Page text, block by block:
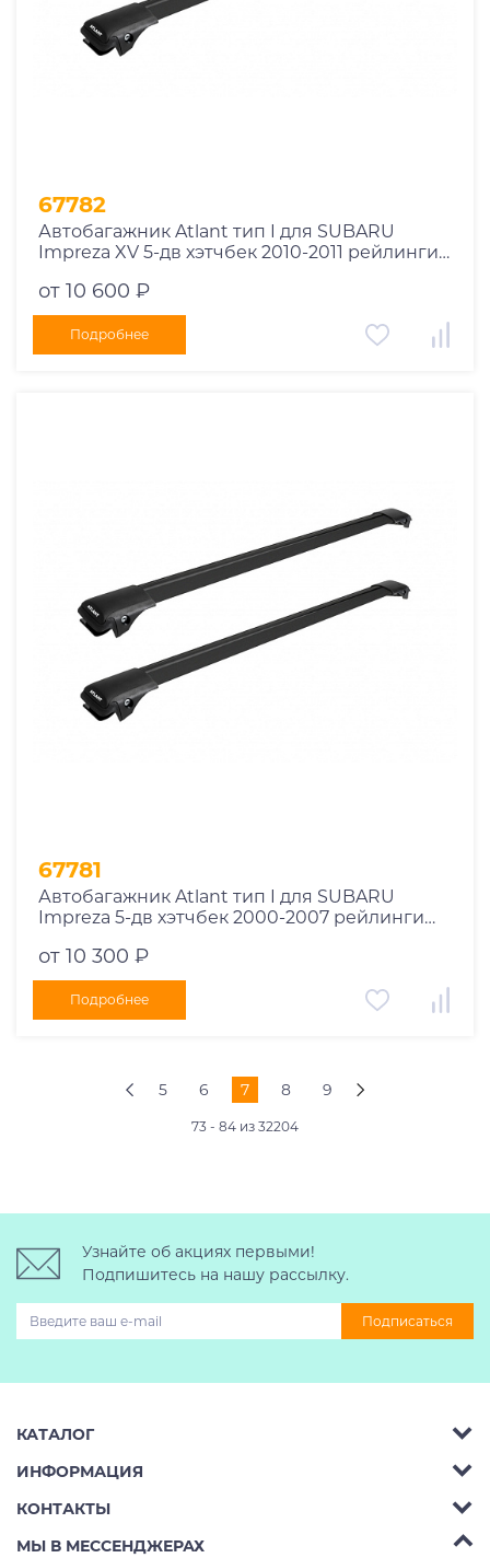
67782
Автобагажник Atlant тип I для SUBARU
Impreza XV 5-дв хэтчбек 2010-2011 рейлинги
от 10 600 ₽
Подробнее
67781
Автобагажник Atlant тип I для SUBARU
Impreza 5-дв хэтчбек 2000-2007 рейлинги
от 10 300 ₽
Подробнее
5 6 7 8 9
73 - 84 из 32204
Узнайте об акциях первыми!
Подпишитесь на нашу рассылку.
Подписаться
КАТАЛОГ
Багажник на крышу авто
Автобоксы
ИНФОРМАЦИЯ
Аренда
Ремонт
КОНТАКТЫ
Телефон: 8 (495) 2367486
МЫ В МЕССЕНДЖЕРАХ